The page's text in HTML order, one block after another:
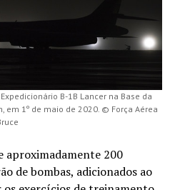
B-1B Lancer na Base da
em 1º de maio de 2020. © Força Aérea
aproximadamente 200
de bombas, adicionados ao